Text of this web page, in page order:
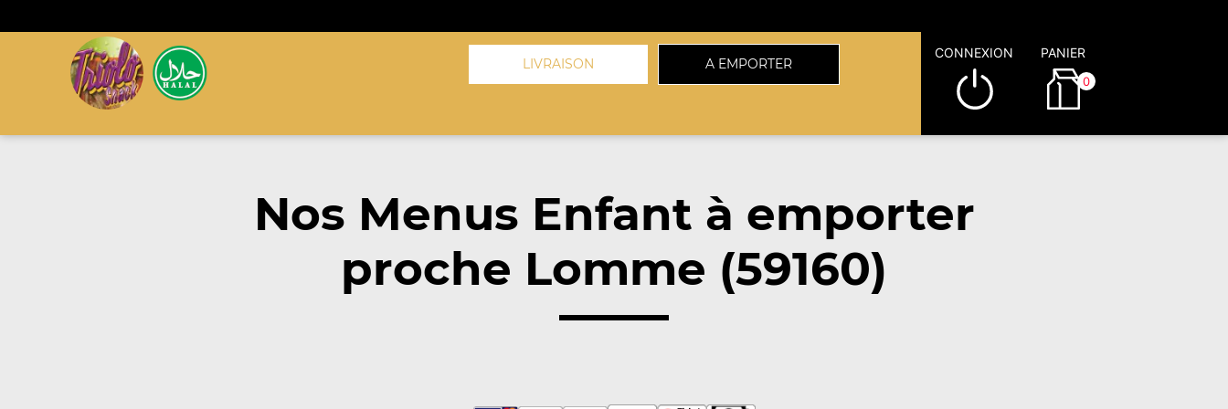
LIVRAISON A EMPORTER
CONNEXION PANIER
0
Nos Menus Enfant à emporter
proche Lomme (59160)